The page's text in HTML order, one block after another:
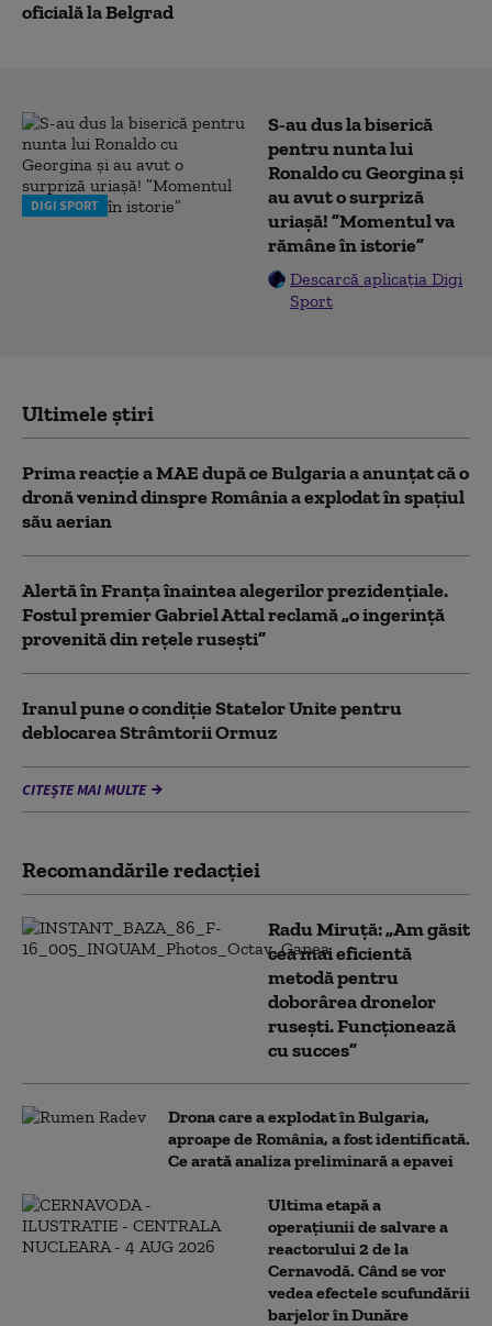
oficială la Belgrad
DIGI SPORT
S-au dus la biserică
pentru nunta lui
Ronaldo cu Georgina și
au avut o surpriză
uriașă! ”Momentul va
rămâne în istorie”
Descarcă aplicația Digi
Sport
Ultimele știri
Prima reacție a MAE după ce Bulgaria a anunţat că o
dronă venind dinspre România a explodat în spaţiul
său aerian
Alertă în Franța înaintea alegerilor prezidențiale.
Fostul premier Gabriel Attal reclamă „o ingerință
provenită din rețele rusești”
Iranul pune o condiție Statelor Unite pentru
deblocarea Strâmtorii Ormuz
CITEȘTE MAI MULTE
Recomandările redacţiei
Radu Miruță: „Am găsit
cea mai eficientă
metodă pentru
doborârea dronelor
rusești. Funcționează
cu succes”
Drona care a explodat în Bulgaria,
aproape de România, a fost identificată.
Ce arată analiza preliminară a epavei
Ultima etapă a
operațiunii de salvare a
reactorului 2 de la
Cernavodă. Când se vor
vedea efectele scufundării
barjelor în Dunăre